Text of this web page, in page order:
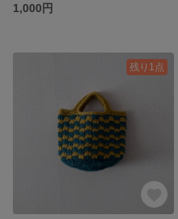
1,000円
残り1点